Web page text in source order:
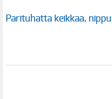
Parituhatta keikkaa,